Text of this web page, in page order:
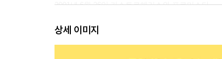
2001년 6월 26일 카스트로헤리스와 프로미스타
2001년 6월 28일 칼사디야 데 라 쿠에사
2001년 6월 29일 사아군
상세 이미지